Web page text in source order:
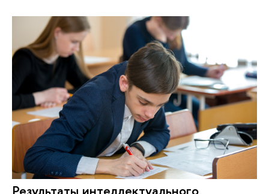
Результаты интеллектуального